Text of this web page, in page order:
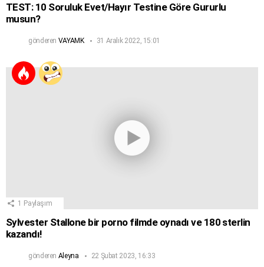
TEST: 10 Soruluk Evet/Hayır Testine Göre Gururlu
musun?
gönderen VAYAMK 31 Aralık 2022, 15:01
1 Paylaşım
Sylvester Stallone bir porno filmde oynadı ve 180 sterlin
kazandı!
gönderen Aleyna 22 Şubat 2023, 16:33